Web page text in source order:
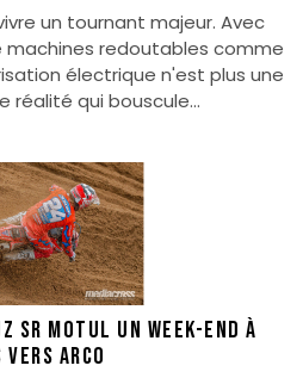
un tournant majeur. Avec
machines redoutables comme
électrique n'est plus une
réalité qui bouscule...
SR Motul Un week-end à
Arco